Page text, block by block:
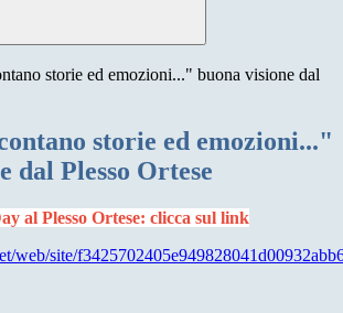
storie ed emozioni..." buona visione dal
storie ed emozioni..."
dal Plesso Ortese
al Plesso Ortese: clicca sul link
web/site/